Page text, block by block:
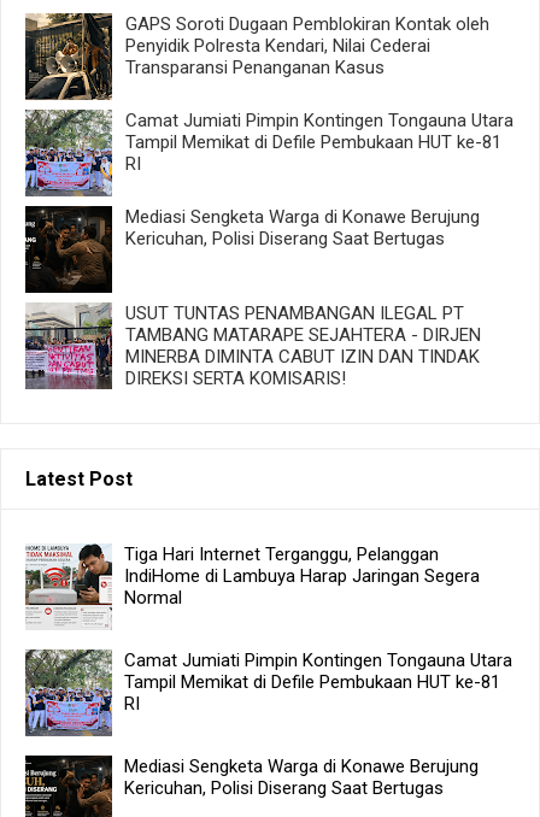
GAPS Soroti Dugaan Pemblokiran Kontak oleh
Penyidik Polresta Kendari, Nilai Cederai
Transparansi Penanganan Kasus
Camat Jumiati Pimpin Kontingen Tongauna Utara
Tampil Memikat di Defile Pembukaan HUT ke-81
RI
Mediasi Sengketa Warga di Konawe Berujung
Kericuhan, Polisi Diserang Saat Bertugas
USUT TUNTAS PENAMBANGAN ILEGAL PT
TAMBANG MATARAPE SEJAHTERA - DIRJEN
MINERBA DIMINTA CABUT IZIN DAN TINDAK
DIREKSI SERTA KOMISARIS!
Latest Post
Tiga Hari Internet Terganggu, Pelanggan
IndiHome di Lambuya Harap Jaringan Segera
Normal
Camat Jumiati Pimpin Kontingen Tongauna Utara
Tampil Memikat di Defile Pembukaan HUT ke-81
RI
Mediasi Sengketa Warga di Konawe Berujung
Kericuhan, Polisi Diserang Saat Bertugas